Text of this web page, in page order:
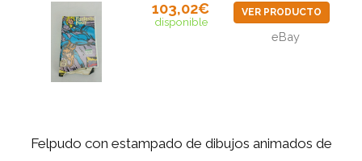
103,02€
disponible
VER PRODUCTO
eBay
Felpudo con estampado de dibujos animados de